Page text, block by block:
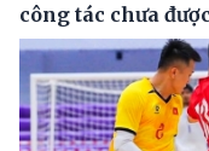
công tác chưa